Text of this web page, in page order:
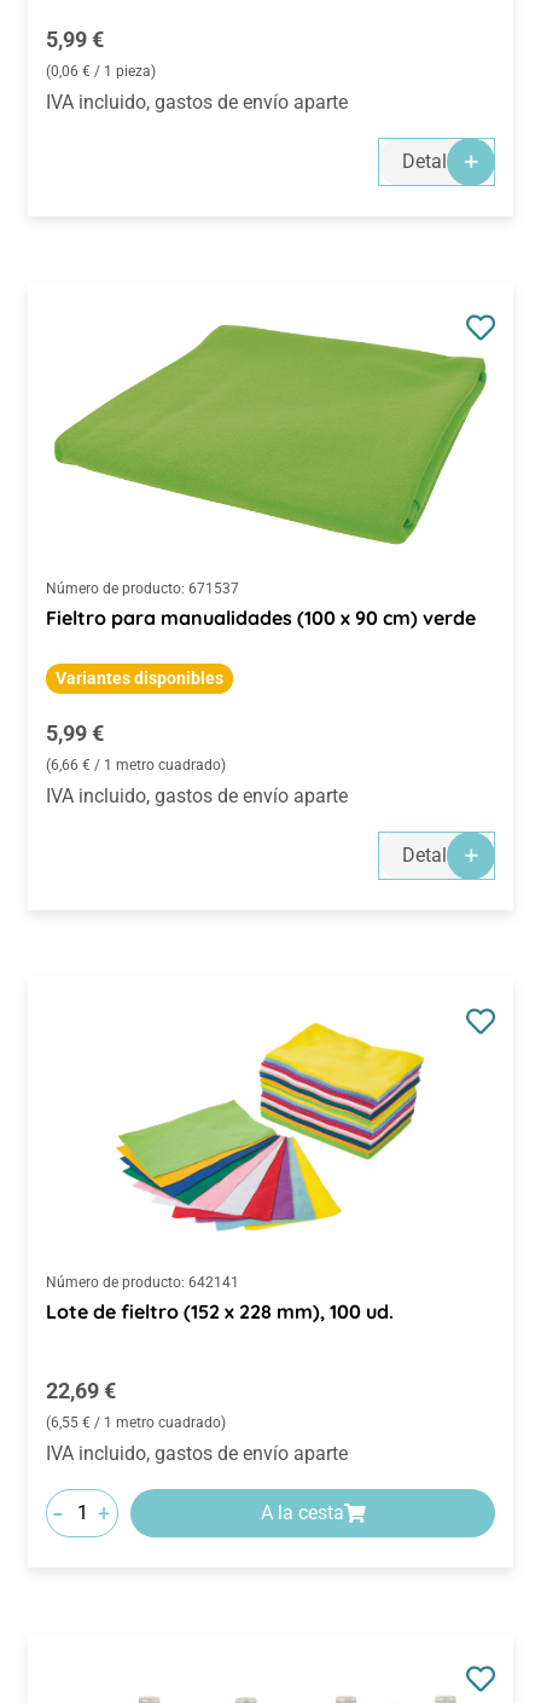
Precio normal:
5,99 €
(0,06 € / 1 pieza)
IVA incluido, gastos de envío aparte
Detalles
Número de producto: 671537
Fieltro para manualidades (100 x 90 cm) verde
Variantes disponibles
Precio normal:
5,99 €
(6,66 € / 1 metro cuadrado)
IVA incluido, gastos de envío aparte
Detalles
Número de producto: 642141
Lote de fieltro (152 x 228 mm), 100 ud.
Precio normal:
22,69 €
(6,55 € / 1 metro cuadrado)
IVA incluido, gastos de envío aparte
- + A la cesta